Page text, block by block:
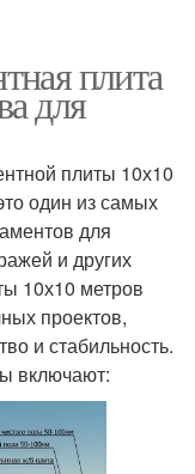
плита
для
плиты 10х10
один из самых
для
и других
10х10 метров
проектов,
и стабильность.
включают: